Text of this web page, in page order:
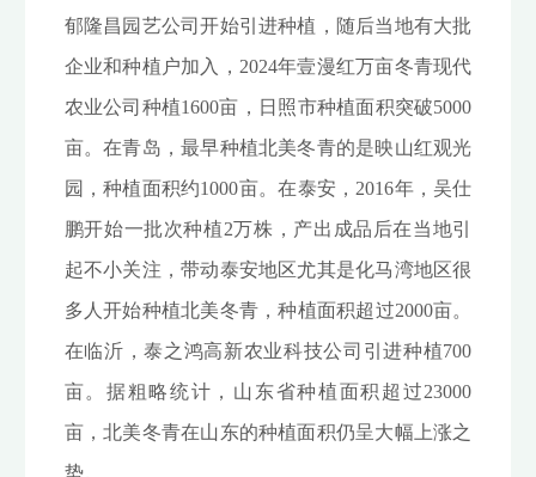
郁隆昌园艺公司开始引进种植，随后当地有大批
企业和种植户加入，2024年壹漫红万亩冬青现代
农业公司种植1600亩，日照市种植面积突破5000
亩。在青岛，最早种植北美冬青的是映山红观光
园，种植面积约1000亩。在泰安，2016年，吴仕
鹏开始一批次种植2万株，产出成品后在当地引
起不小关注，带动泰安地区尤其是化马湾地区很
多人开始种植北美冬青，种植面积超过2000亩。
在临沂，泰之鸿高新农业科技公司引进种植700
亩。据粗略统计，山东省种植面积超过23000
亩，北美冬青在山东的种植面积仍呈大幅上涨之